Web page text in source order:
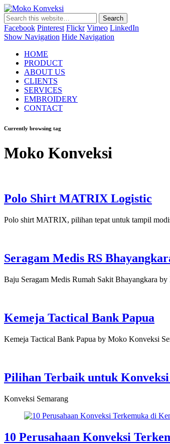
Jasa Bordir Komputer & Seragam Custom
Facebook Pinterest Flickr Vimeo LinkedIn
Show Navigation Hide Navigation
HOME
PRODUCT
ABOUT US
CLIENTS
SERVICES
EMBROIDERY
CONTACT
Currently browsing tag
Moko Konveksi
Polo Shirt MATRIX Logistic
Polo shirt MATRIX, pilihan tepat untuk tampil
Seragam Medis RS
Baju Seragam Medis Rumah Sakit Bhayangkara
Kemeja Tactical Bank Papua
Kemeja Tactical Bank Papua by Moko Konveksi
Pilihan Terbaik untuk
Konveksi Semarang
10 Perusahaan Konveksi